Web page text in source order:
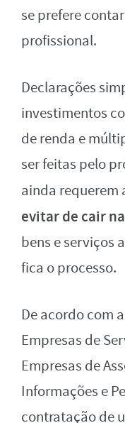
se prefere
profissional.
Declarações
investimentos
de renda e
ser feitas pelo
ainda requerem
evitar de cair
bens e serviços
fica o processo.
De acordo com
Empresas de
Empresas de
Informações e
contratação de